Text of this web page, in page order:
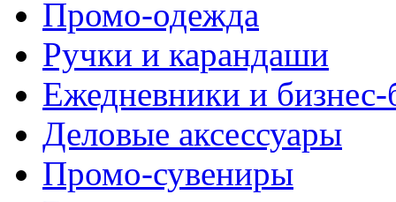
Промо-одежда
Ручки и карандаши
Ежедневники и
Деловые аксессуары
Промо-сувениры